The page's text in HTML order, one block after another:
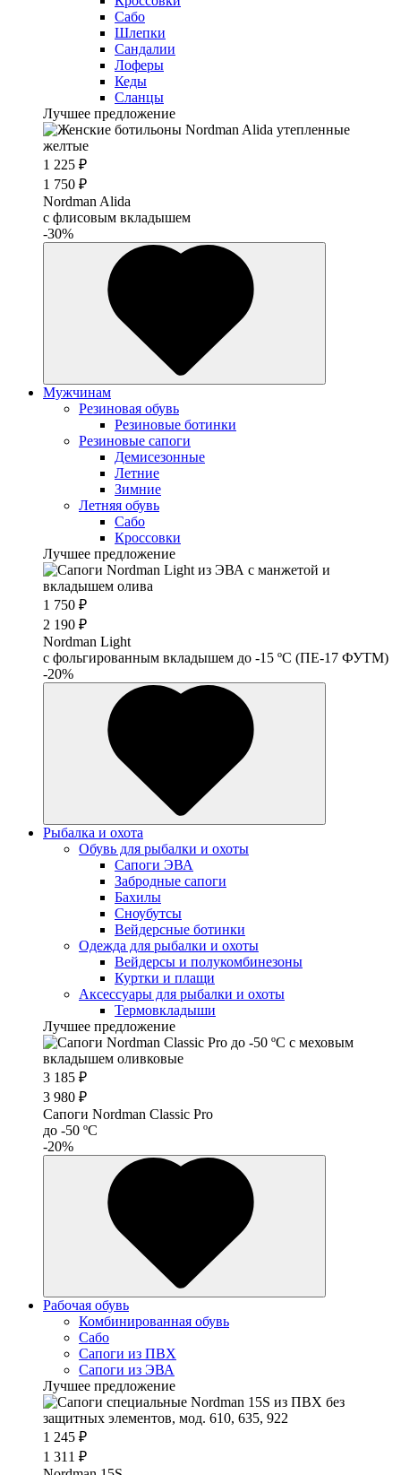
Сабо
Шлепки
Сандалии
Лоферы
Кеды
Сланцы
Лучшее предложение
1 225 ₽
1 750 ₽
Nordman Alida
с флисовым вкладышем
-30%
Мужчинам
Резиновая обувь
Резиновые ботинки
Резиновые сапоги
Демисезонные
Летние
Зимние
Летняя обувь
Сабо
Кроссовки
Лучшее предложение
1 750 ₽
2 190 ₽
Nordman Light
c фольгированным вкладышем до -15 ºС (ПЕ-17 ФУТМ)
-20%
Рыбалка и охота
Обувь для рыбалки и охоты
Сапоги ЭВА
Забродные сапоги
Бахилы
Сноубутсы
Вейдерсные ботинки
Одежда для рыбалки и охоты
Вейдерсы и полукомбинезоны
Куртки и плащи
Аксессуары для рыбалки и охоты
Термовкладыши
Лучшее предложение
3 185 ₽
3 980 ₽
Сапоги Nordman Classic Pro
до -50 ºС
-20%
Рабочая обувь
Комбинированная обувь
Сабо
Сапоги из ПВХ
Сапоги из ЭВА
Лучшее предложение
1 245 ₽
1 311 ₽